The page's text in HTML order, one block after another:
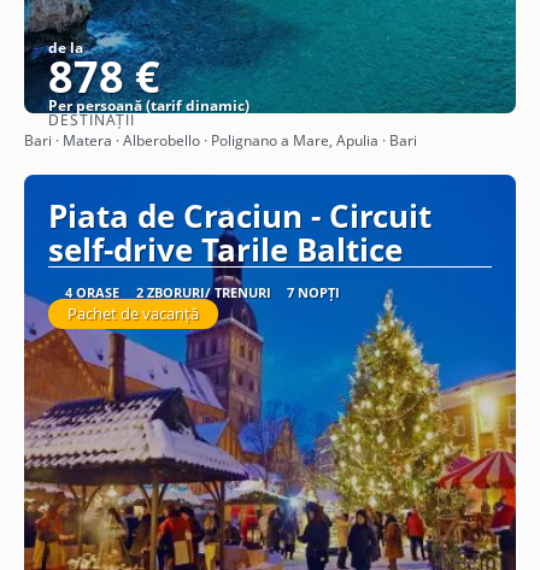
de la
878 €
Per persoană (tarif dinamic)
Vezi detalii
DESTINAȚII
Bari · Matera · Alberobello · Polignano a Mare, Apulia · Bari
Piata de Craciun - Circuit
self-drive Tarile Baltice
4 ORAȘE 2 ZBORURI/ TRENURI 7 NOPȚI
Pachet de vacanță